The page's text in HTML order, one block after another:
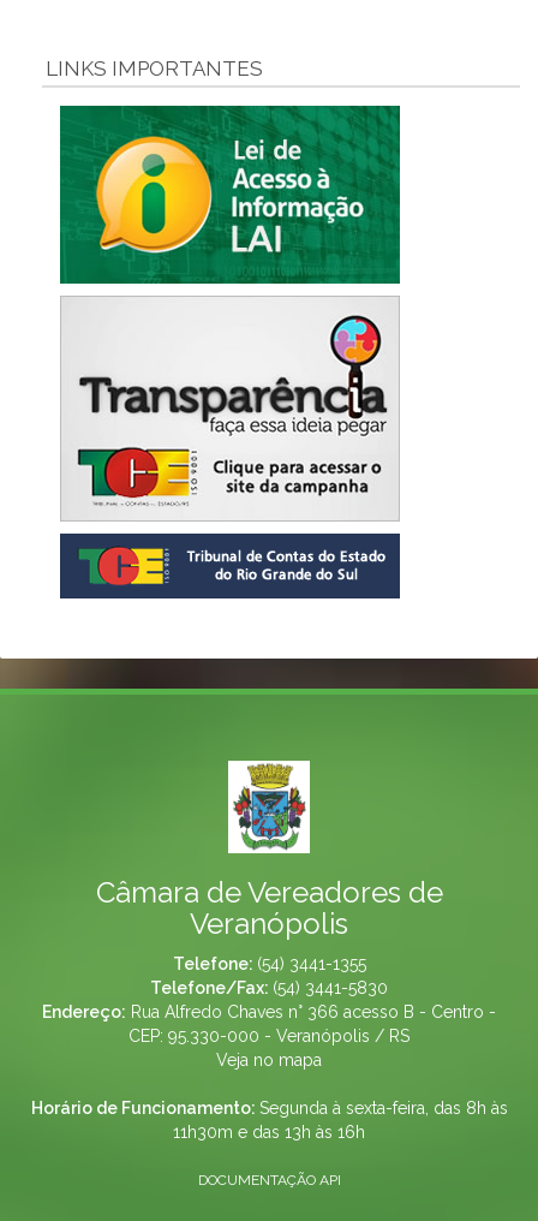
LINKS IMPORTANTES
Câmara de Vereadores de
Veranópolis
Telefone: (54) 3441-1355
Telefone/Fax: (54) 3441-5830
Endereço: Rua Alfredo Chaves n° 366 acesso B - Centro -
CEP: 95.330-000 - Veranópolis / RS
Veja no mapa
Horário de Funcionamento: Segunda à sexta-feira, das 8h às
11h30m e das 13h às 16h
DOCUMENTAÇÃO API